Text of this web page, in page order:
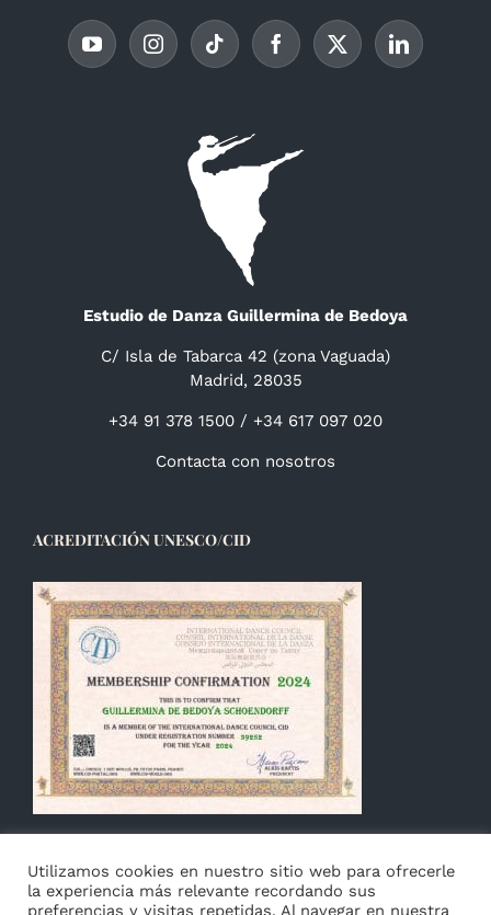
Estudio de Danza Guillermina de Bedoya
C/ Isla de Tabarca 42 (zona Vaguada)
Madrid, 28035
+34 91 378 1500 / +34 617 097 020
Contacta con nosotros
ACREDITACIÓN UNESCO/CID
Utilizamos cookies en nuestro sitio web para ofrecerle
la experiencia más relevante recordando sus
preferencias y visitas repetidas. Al navegar en nuestra